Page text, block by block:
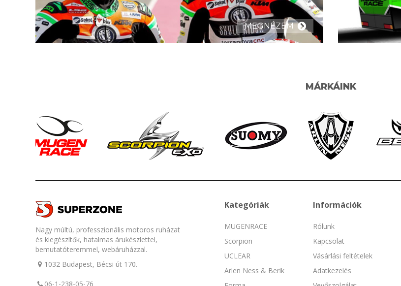
MEGNÉZEM
MÁRKÁINK
Nagy múltú, professzionális motoros ruházat
és kiegészítők, hatalmas árukészlettel,
bemutatóteremmel, webáruházzal.
1032 Budapest, Bécsi út 170.
06-1-238-05-76
Kategóriák
MUGENRACE
Scorpion
UCLEAR
Arlen Ness & Berik
Információk
Rólunk
Kapcsolat
Vásárlási feltételek
Adatkezelés